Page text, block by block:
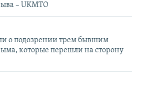
– UKMTO
о подозрении трем бывшим
которые перешли на сторону